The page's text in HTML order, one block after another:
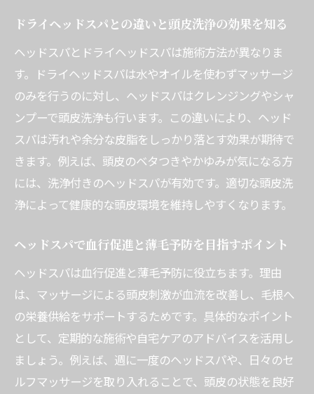
ヘッドスパ利用時の心身へのプラス効果
理想の効果を得るためのヘッドスパ選びの
基準
専門スタッフによるカウンセリングの重要
性
メンズ向けヘッドスパの選び方と注意ポイ
ント
施術場所ごとの特徴と自分に合う選択法
選び方
安全性と満足感を重視したヘッドスパ選び
の極意
ドライヘッドスパとの違いと頭皮洗浄の効果を知る
ヘッドスパとドライヘッドスパは施術方法が異なりま
す。ドライヘッドスパは水やオイルを使わずマッサージ
のみを行うのに対し、ヘッドスパはクレンジングやシャ
ンプーで頭皮洗浄も行います。この違いにより、ヘッド
スパは汚れや余分な皮脂をしっかり落とす効果が期待で
きます。例えば、頭皮のベタつきやかゆみが気になる方
には、洗浄付きのヘッドスパが有効です。適切な頭皮洗
浄によって健康的な頭皮環境を維持しやすくなります。
ヘッドスパで血行促進と薄毛予防を目指すポイント
ヘッドスパは血行促進と薄毛予防に役立ちます。理由
は、マッサージによる頭皮刺激が血流を改善し、毛根へ
の栄養供給をサポートするためです。具体的なポイント
として、定期的な施術や自宅ケアのアドバイスを活用し
ましょう。例えば、週に一度のヘッドスパや、日々のセ
ルフマッサージを取り入れることで、頭皮の状態を良好